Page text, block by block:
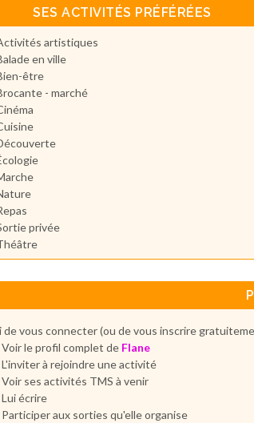
SES ACTIVITÉS PRÉFÉRÉES
artistiques
en ville
être
- marché
privée
de vous connecter (ou de vous inscrire
Voir le profil complet de Flane
L'inviter à rejoindre une activité
Voir ses activités TMS à venir
Lui écrire
Participer aux sorties qu'elle organise